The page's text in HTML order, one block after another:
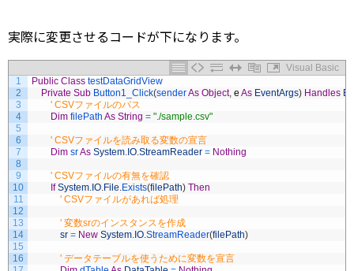
実際に変更させるコードが下になります。
Visual Basic
1
2
3
4
5
6
7
8
9
10
11
12
13
14
15
16
Public Class testDataGridView
Private Sub Button1_Click(sender As Object, e As EventArgs) Handles
' CSVファイルのパス
Dim filePath As String = "./sample.csv"
' CSVファイルを読み取る変数の宣言
Dim sr As System. IO.StreamReader = Nothing
' CSVファイルの有無を確認
If System. IO.File.Exists(filePath) Then
' CSVファイルがあれば処理
' 変数srのインスタンスを作成
sr = New System. IO.StreamReader(filePath)
' データテーブルを使うために変数を宣言